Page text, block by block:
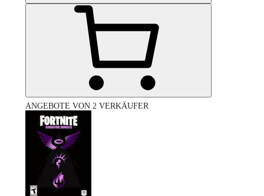
ANGEBOTE VON 2 VERKÄUFER